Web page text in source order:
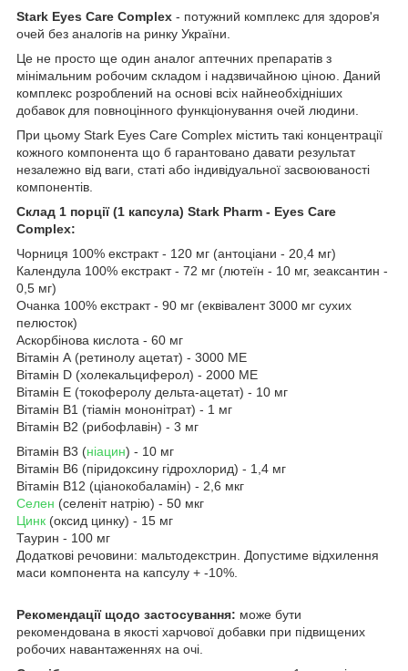
Stark Eyes Care Complex - потужний комплекс для здоров'я
очей без аналогів на ринку України.
Це не просто ще один аналог аптечних препаратів з
мінімальним робочим складом і надзвичайною ціною. Даний
комплекс розроблений на основі всіх найнеобхідніших
добавок для повноцінного функціонування очей людини.
При цьому Stark Eyes Care Complex містить такі концентрації
кожного компонента що б гарантовано давати результат
незалежно від ваги, статі або індивідуальної засвоюваності
компонентів.
Склад 1 порції (1 капсула) Stark Pharm - Eyes Care
Complex:
Чорниця 100% екстракт - 120 мг (антоціани - 20,4 мг)
Календула 100% екстракт - 72 мг (лютеїн - 10 мг, зеаксантин -
0,5 мг)
Очанка 100% екстракт - 90 мг (еквівалент 3000 мг сухих
пелюсток)
Аскорбінова кислота - 60 мг
Вітамін А (ретинолу ацетат) - 3000 ME
Вітамін D (холекальциферол) - 2000 ME
Вітамін Е (токоферолу дельта-ацетат) - 10 мг
Вітамін B1 (тіамін мононітрат) - 1 мг
Вітамін B2 (рибофлавін) - 3 мг
Вітамін B3 (ніацин) - 10 мг
Вітамін B6 (піридоксину гідрохлорид) - 1,4 мг
Вітамін B12 (ціанокобаламін) - 2,6 мкг
Селен (селеніт натрію) - 50 мкг
Цинк (оксид цинку) - 15 мг
Таурин - 100 мг
Додаткові речовини: мальтодекстрин. Допустиме відхилення
маси компонента на капсулу + -10%.
Рекомендації щодо застосування: може бути
рекомендована в якості харчової добавки при підвищених
робочих навантаженнях на очі.